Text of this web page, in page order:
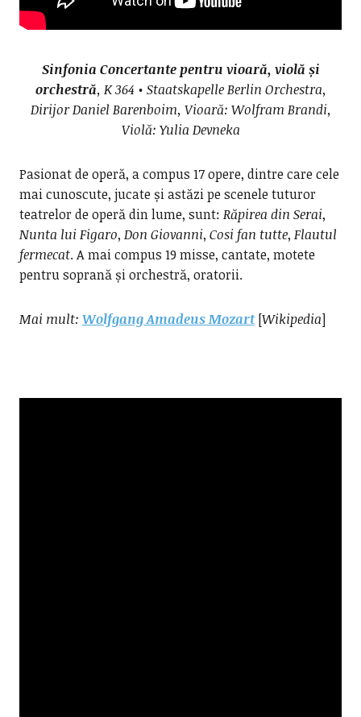
Sinfonia Concertante pentru vioară, violă și
orchestră, K 364 • Staatskapelle Berlin Orchestra,
Dirijor Daniel Barenboim, Vioară: Wolfram Brandi,
Violă: Yulia Devneka
Pasionat de operă, a compus 17 opere, dintre care cele
mai cunoscute, jucate și astăzi pe scenele tuturor
teatrelor de operă din lume, sunt: Răpirea din Serai,
Nunta lui Figaro, Don Giovanni, Cosi fan tutte, Flautul
fermecat. A mai compus 19 misse, cantate, motete
pentru soprană și orchestră, oratorii.
Mai mult: Wolfgang Amadeus Mozart[Wikipedia]